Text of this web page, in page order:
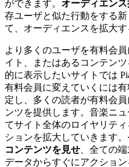
ができます。 オーディエン
存ユーザと似た行動をする
て、オーディエンスを拡大す
より多くのユーザを有料会
イト、またはあるコンテン
的に表示したいサイトでは
有料会員に変えていくには
定し、多くの読者が有料会
ンツを提供します。音楽ニ
てサイト全体のロイヤリテ
ションを拡大していきます。
コンテンツを見せ 、全ての
データからすぐにアクショ